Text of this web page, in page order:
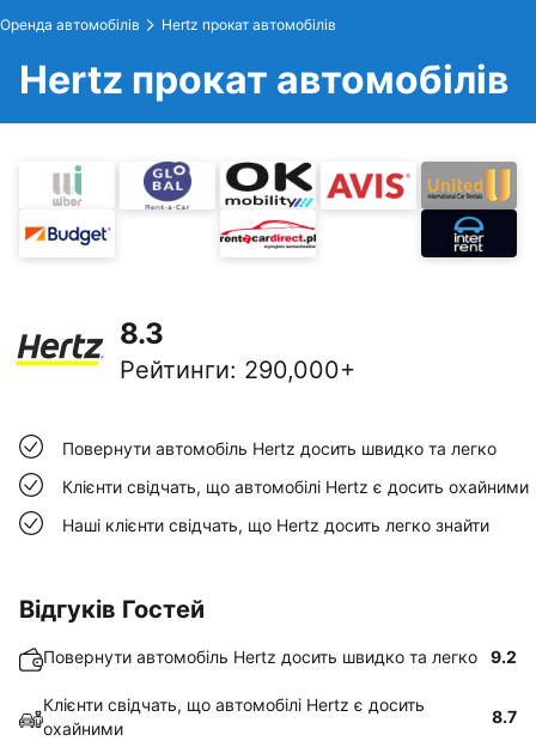
Оренда автомобілів Hertz прокат автомобілів
Hertz прокат автомобілів
8.3
Рейтинги: 290,000+
Повернути автомобіль Hertz досить швидко та легко
Клієнти свідчать, що автомобілі Hertz є досить охайними
Наші клієнти свідчать, що Hertz досить легко знайти
Відгуків Гостей
Повернути автомобіль Hertz досить швидко та легко 9.2
Клієнти свідчать, що автомобілі Hertz є досить
охайними
8.7